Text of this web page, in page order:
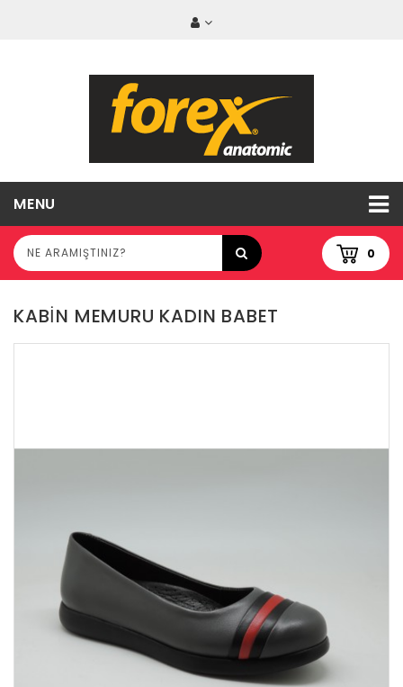
MENU
0
KABİN MEMURU KADIN BABET